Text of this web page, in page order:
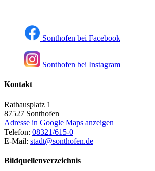
Sonthofen bei Facebook
Sonthofen bei Instagram
Kontakt
Rathausplatz 1
87527 Sonthofen
Adresse in Google Maps anzeigen
Telefon: 08321/615-0
E-Mail: stadt@sonthofen.de
Bildquellenverzeichnis